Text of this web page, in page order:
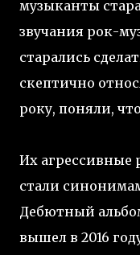
музыканты
звучания рок-
старались
скептично
року, поняли,
Их
стали
Дебютный
вышел в 2016